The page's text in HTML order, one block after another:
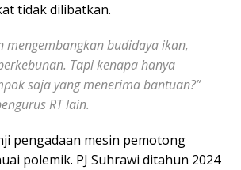
tidak dilibatkan.
mengembangkan budidaya ikan,
Tapi kenapa hanya
saja yang menerima bantuan?”
RT lain.
pengadaan mesin pemotong
polemik. PJ Suhrawi ditahun 2024